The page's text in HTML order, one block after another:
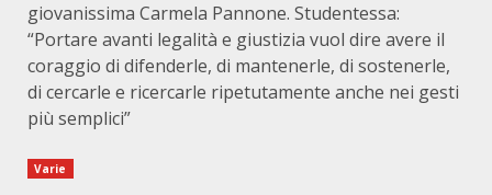
giovanissima Carmela Pannone. Studentessa:
“Portare avanti legalità e giustizia vuol dire avere il
coraggio di difenderle, di mantenerle, di sostenerle,
di cercarle e ricercarle ripetutamente anche nei gesti
più semplici”
Varie